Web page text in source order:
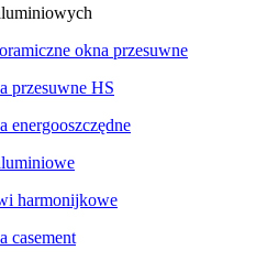
okna przesuwne
przesuwne HS
energooszczędne
harmonijkowe
casement